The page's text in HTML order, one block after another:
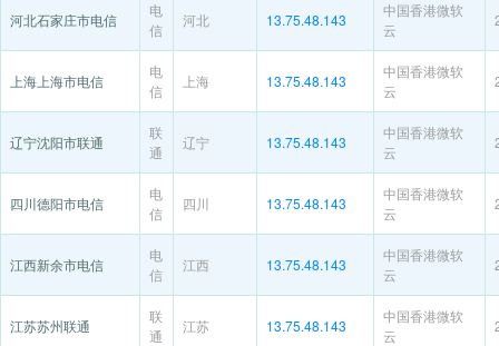
河北石家庄市电信
电
信
河北 13.75.48.143
中国香港微软
云
上海上海市电信
电
信
上海 13.75.48.143
中国香港微软
云
辽宁沈阳市联通
联
通
辽宁 13.75.48.143
中国香港微软
云
四川德阳市电信
电
信
四川 13.75.48.143
中国香港微软
云
江西新余市电信
电
信
江西 13.75.48.143
中国香港微软
云
江苏苏州联通
联
通
江苏 13.75.48.143
中国香港微软
云